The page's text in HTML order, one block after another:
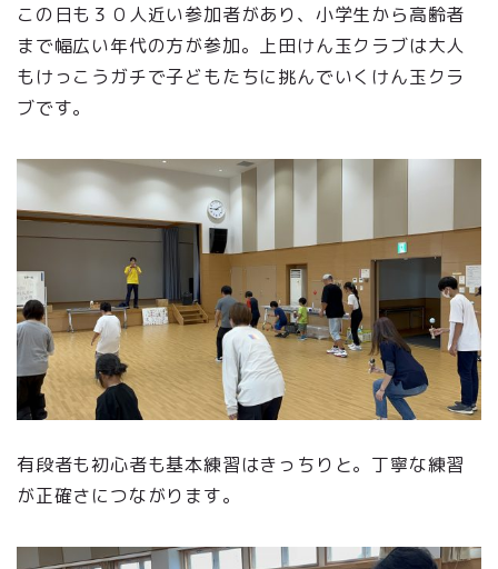
この日も３０人近い参加者があり、小学生から高齢者
まで幅広い年代の方が参加。上田けん玉クラブは大人
もけっこうガチで子どもたちに挑んでいくけん玉クラ
ブです。
有段者も初心者も基本練習はきっちりと。丁寧な練習
が正確さにつながります。